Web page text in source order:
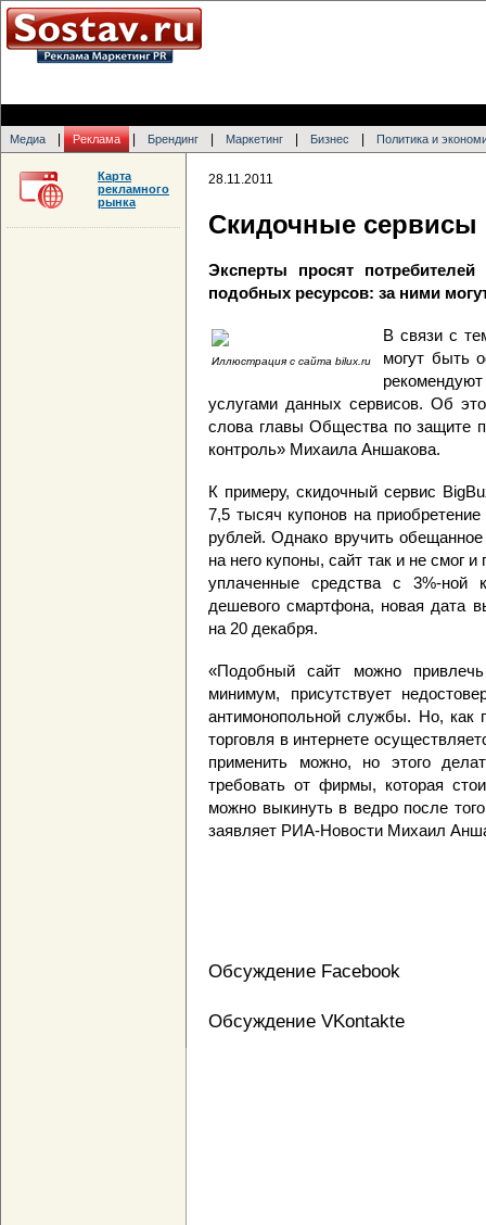
Медиа Реклама Брендинг Маркетинг Бизнес Политика и
28.11.2011
Скидочные
Эксперты просят
подобных ресурсов: за ними
Иллюстрация с сайта bilux.ru
В связи с
могут быть
услугами данных сервисов. Об
слова главы Общества по защите
контроль» Михаила Аншакова.
К примеру, скидочный сервис
7,5 тысяч купонов на
рублей. Однако вручить
на него купоны, сайт так и не смог
уплаченные средства с 3%-ной
дешевого смартфона, новая дата
на 20 декабря.
«Подобный сайт можно
минимум, присутствует
антимонопольной службы. Но, как
торговля в интернете
применить можно, но этого
требовать от фирмы, которая
можно выкинуть в ведро после
заявляет РИА-Новости Михаил
Обсуждение Facebook
Обсуждение VKontakte
Карта
рекламного
рынка